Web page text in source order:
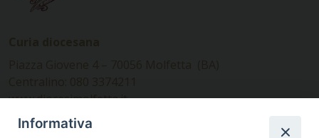
www.diocesimolfetta.it –
diocesimolfetta@pec.chiesacattolica.it
Informativa